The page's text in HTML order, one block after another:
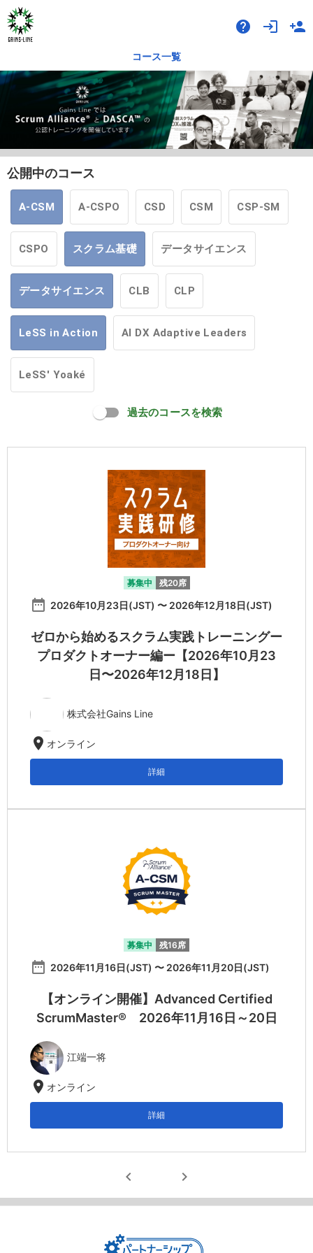
help login person_add
コース一覧
公開中のコース
A-CSM A-CSPO CSD CSM CSP-SM
CSPO スクラム基礎 データサイエンス
データサイエンス CLB CLP
LeSS in Action AI DX Adaptive Leaders
LeSS' Yoaké
過去のコースを検索
募集中 残20席
date_range 2026年10月23日(JST) 〜 2026年12月18日(JST)
ゼロから始めるスクラム実践トレーニングー
プロダクトオーナー編ー【2026年10月23
日〜2026年12月18日】
株式会社Gains Line
location_on オンライン
詳細
募集中 残16席
date_range 2026年11月16日(JST) 〜 2026年11月20日(JST)
【オンライン開催】Advanced Certified
ScrumMaster® 2026年11月16日～20日
江端一将
location_on オンライン
詳細
chevron_left chevron_right